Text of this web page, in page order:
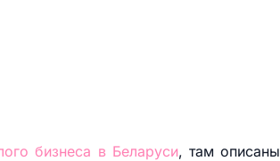
бизнеса в Беларуси, там описаны